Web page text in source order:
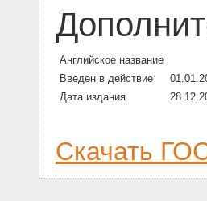
Английское название
Введен в действие
Дата издания
Скачать